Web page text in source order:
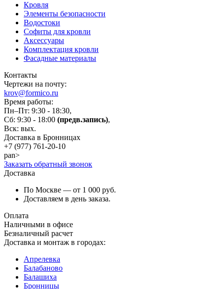
Кровля
Элементы безопасности
Водостоки
Софиты для кровли
Аксессуары
Комплектация кровли
Фасадные материалы
Контакты
Чертежи на почту:
krov@formico.ru
Время работы:
Пн–Пт: 9:30 - 18:30,
Сб: 9:30 - 18:00 (предв.запись),
Вск: вых.
Доставка в Бронницах
+7 (977) 761-20-10
pan>
Заказать обратный звонок
Доставка
По Москве — от 1 000 руб.
Доставляем в день заказа.
Оплата
Наличными в офисе
Безналичный расчет
Доставка и монтаж в городах:
Апрелевка
Балабаново
Балашиха
Бронницы